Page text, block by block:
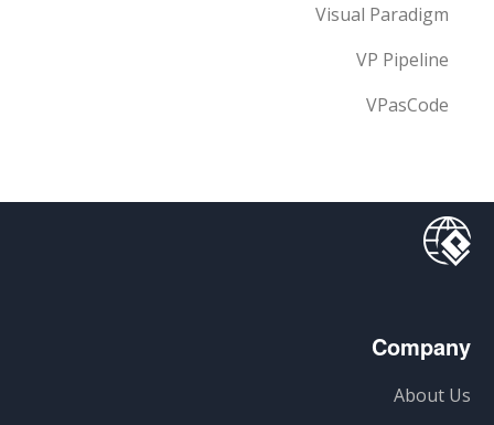
Visual Paradigm
VP Pipeline
VPasCode
Company
About Us